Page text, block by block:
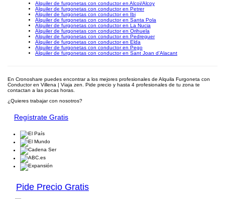
Alquiler de furgonetas con conductor en Alcoi/Alcoy
Alquiler de furgonetas con conductor en Petrer
Alquiler de furgonetas con conductor en Ibi
Alquiler de furgonetas con conductor en Santa Pola
Alquiler de furgonetas con conductor en La Nucia
Alquiler de furgonetas con conductor en Orihuela
Alquiler de furgonetas con conductor en Pedreguer
Alquiler de furgonetas con conductor en Elda
Alquiler de furgonetas con conductor en Pego
Alquiler de furgonetas con conductor en Sant Joan d'Alacant
En Cronoshare puedes encontrar a los mejores profesionales de Alquila Furgoneta con
Conductor en Villena | Viaja zen. Pide precio y hasta 4 profesionales de tu zona te
contactan a las pocas horas.
¿Quieres trabajar con nosotros?
Regístrate Gratis
Pide Precio Gratis